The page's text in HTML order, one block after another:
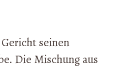
seinen
Die Mischung aus